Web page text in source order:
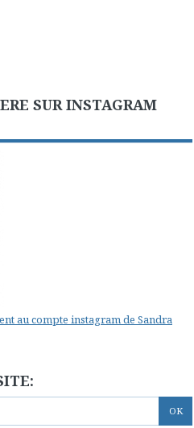
SUR INSTAGRAM
au compte instagram de Sandra